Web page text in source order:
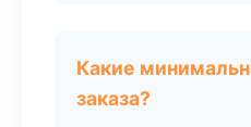
Какие
заказа?